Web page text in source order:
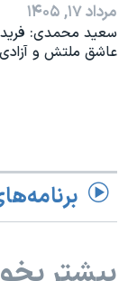
مرداد ۱۷, ۱۴۰۵
سعید محمدی:
عاشق ملتش و آزادی